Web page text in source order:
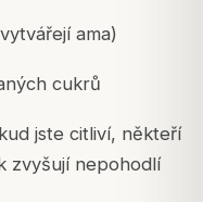
ama)
cukrů
jste citliví, někteří
zvyšují nepohodlí